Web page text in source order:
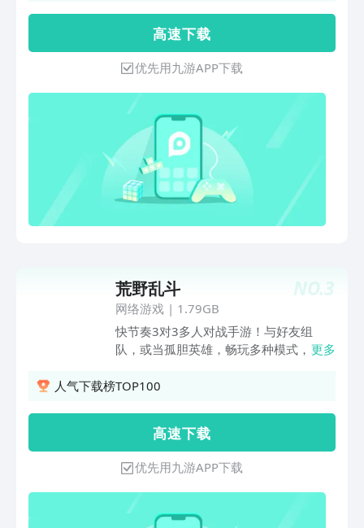
能追跑车！各种脑洞大开的道具组合、奇
葩刺激的对抗姿势等你来解锁。江湖上流
传着一句话：“学物理，上逃跑。
高 速 下 载
优先用九游APP下载
NO.3
荒野乱斗
网络游戏| 1.79GB
快节奏3对3多人对战手游！与好友组
队，或当孤胆英雄，畅玩多种模式，3分
锁和升级，使用强大的超级技能、星徽之
让自己与众不同。在乱斗世界的众多神秘
地点展开对战！
更多
人气下载榜TOP100
高 速 下 载
优先用九游APP下载